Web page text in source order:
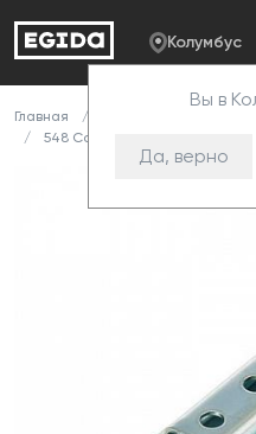
Колумбус
Вы в
Да, верно
Главная
548 Соединитель У (150 комп)